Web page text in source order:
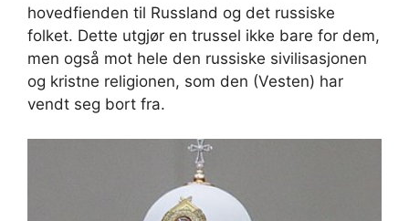
hovedfienden til Russland og det russiske
folket. Dette utgjør en trussel ikke bare for dem,
men også mot hele den russiske sivilisasjonen
og kristne religionen, som den (Vesten) har
vendt seg bort fra.